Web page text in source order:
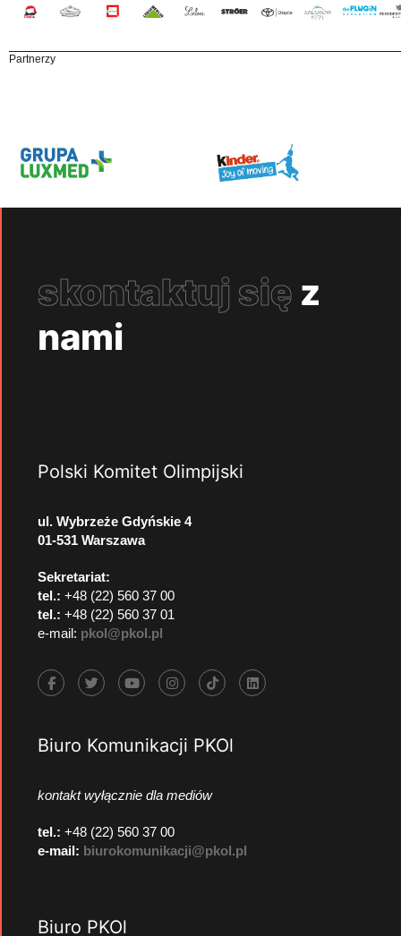
Partnerzy
skontaktuj się z
nami
Polski Komitet Olimpijski
ul. Wybrzeże Gdyńskie 4
01-531 Warszawa
Sekretariat:
tel.: +48 (22) 560 37 00
tel.: +48 (22) 560 37 01
e-mail: pkol@pkol.pl
Biuro Komunikacji PKOl
kontakt wyłącznie dla mediów
tel.: +48 (22) 560 37 00
e-mail: biurokomunikacji@pkol.pl
Biuro PKOl